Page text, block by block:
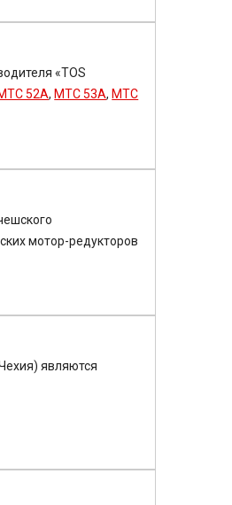
«TOS
52A, MTC 53A, MTC
мотор-редукторов
являются